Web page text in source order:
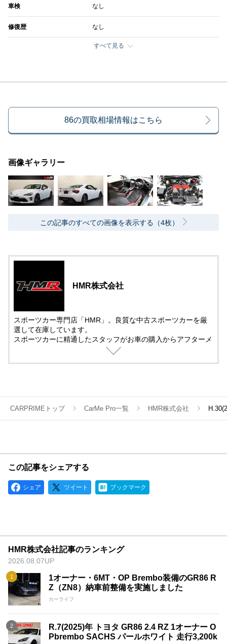
車検 なし
修復歴 なし
すべて見る
86の買取相場情報はこちら
画像ギャラリー
この記事のすべての画像を表示する（4枚）
HMR株式会社
スポーツカー専門店「HMR」。良質な中古スポーツカーを厳
選して在庫しています。
スポーツカーに精通したスタッフがお車の購入からアフターメ
ンテナンス＆チューニングまでサポート。
CARPRIMEトップ CarMe Pro一覧 HMR株式会社
この記事をシェアする
シェア ツイート ブックマーク
HMR株式会社記事のランキング
2026.08.07UP
1オーナー・6MT・OP Brembo装備のGR86 R
Z（ZN8）納車前整備を実施しました
カーライフ
R.7(2025)年 トヨタ GR86 2.4 RZ 1オーナー O
Pbrembo SACHS パールホワイト 走行3,200k